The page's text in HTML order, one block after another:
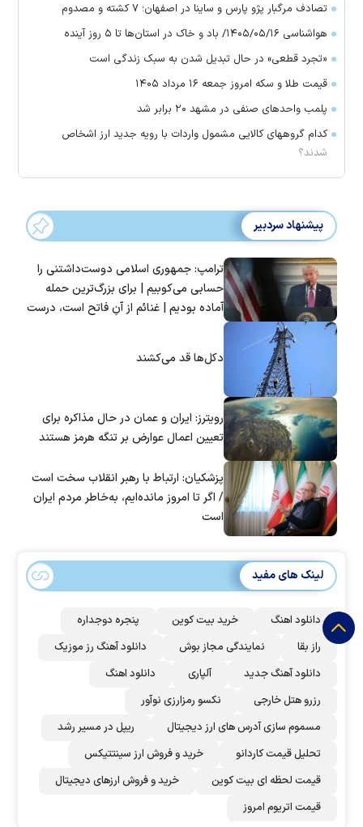
تصادف مرگبار پژو پارس و ساینا در اصفهان؛ ۷ کشته و مصدوم
هواشناسی ۱۴۰۵/۰۵/۱۶/ باد و خاک در استان‌ها تا ۵ روز آینده
«تجرد قطعی» در حال تبدیل شدن به سبک زندگی است
قیمت طلا و سکه امروز جمعه ۱۶ مرداد ۱۴۰۵
پلمب واحدهای صنفی در مشهد ۲۰ برابر شد
کدام گروههای کالایی مشمول واردات با رویه جدید ارز اشخاص
شدند؟
پیشنهاد سردبیر
ترامپ: جمهوری اسلامی دوست‌داشتنی را
حسابی می‌کوبیم | برای بزرگ‌ترین حمله
آماده بودیم | غنائم از آنِ فاتح است، درست
دکل‌ها قد می‌کشند
رویترز: ایران و عمان در حال مذاکره برای
تعیین اعمال عوارض بر تنگه هرمز هستند
پزشکیان: ارتباط با رهبر انقلاب سخت است
/ اگر تا امروز مانده‌ایم، به‌خاطر مردم ایران
است
لینک های مفید
دانلود اهنگ خرید بیت کوین
پنجره دوجداره
راز بقا
نمایندگی مجاز بوش
دانلود آهنگ رز‌ موزیک
دانلود آهنگ جدید
آلپاری
دانلود اهنگ
رزرو هتل خارجی
نکسو رمزارزی نوآور
مسموم سازی آدرس های ارز دیجیتال
ریپل در مسیر رشد
تحلیل قیمت کاردانو
خرید و فروش ارز سینتتیکس
قیمت لحظه ای بیت کوین
خرید و فروش ارزهای دیجیتال
قیمت اتریوم امروز